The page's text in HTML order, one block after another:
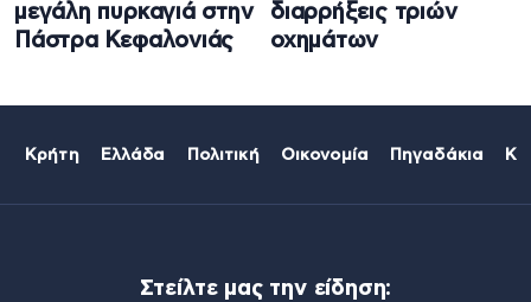
μεγάλη πυρκαγιά στην
Πάστρα Κεφαλονιάς
διαρρήξεις τριών
οχημάτων
Κρήτη Ελλάδα Πολιτική Οικονομία Πηγαδάκια
Στείλτε μας την είδηση: